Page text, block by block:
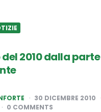
2010 dalla parte
30 DICEMBRE 2010
0 COMMENTS